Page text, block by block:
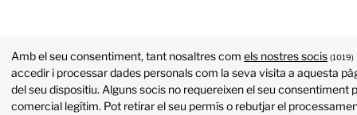
Amb el seu consentiment, tant nosaltres com els nostres socis (1019)
accedir i processar dades personals com la seva visita a aquesta
del seu dispositiu. Alguns socis no requereixen el seu consentiment
comercial legítim. Pot retirar el seu permís o rebutjar el